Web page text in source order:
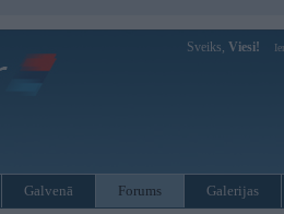
Sveiks, Viesi!
Galvenā Forums Galerijas